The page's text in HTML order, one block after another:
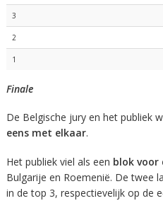
3
2
1
Finale
De Belgische jury en het publiek
eens met elkaar.
Het publiek viel als een blok voor
Bulgarije en Roemenië. De twee
in de top 3, respectievelijk op de